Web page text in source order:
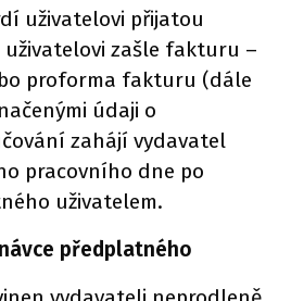
uživatelovi přijatou
zašle fakturu –
proforma fakturu (dále
údaji o
zahájí vydavatel
pracovního dne po
uživatelem.
předplatného